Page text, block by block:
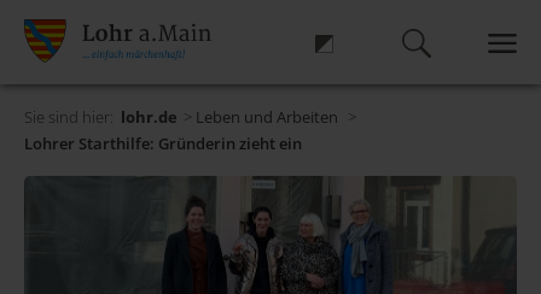
Sie sind hier: lohr.de > Leben und Arbeiten >
Lohrer Starthilfe: Gründerin zieht ein